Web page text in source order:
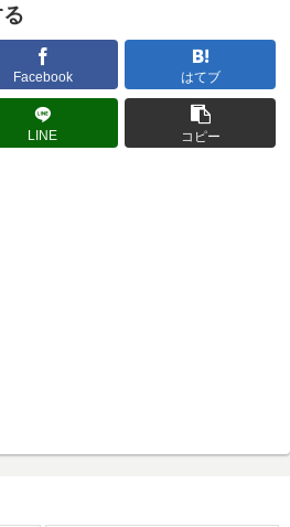
Facebook はてブ
LINE コピー